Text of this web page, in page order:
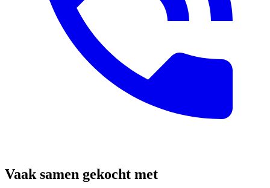
Vaak samen gekocht met